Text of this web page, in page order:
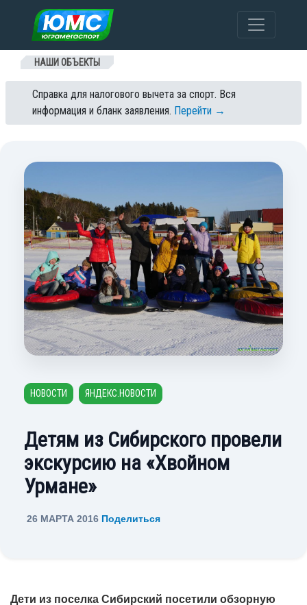
Перейти к содержанию
НАШИ ОБЪЕКТЫ
Справка для налогового вычета за спорт. Вся
информация и бланк заявления. Перейти →
НОВОСТИ ЯНДЕКС.НОВОСТИ
Детям из Сибирского провели
экскурсию на «Хвойном
Урмане»
26 МАРТА 2016 Поделиться
Дети из поселка Сибирский посетили обзорную